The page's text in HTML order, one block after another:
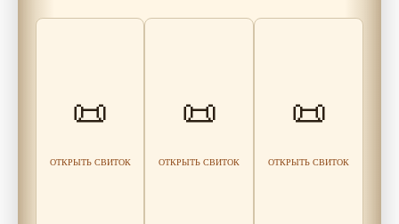
📜
ОТКРЫТЬ СВИТОК
он не разрушил
всё 📜
ОТКРЫТЬ СВИТОК
Отшельник: О
нужде
мудрость
📜
ОТКРЫТЬ СВИТОК
бояться
неопределённост
Читать